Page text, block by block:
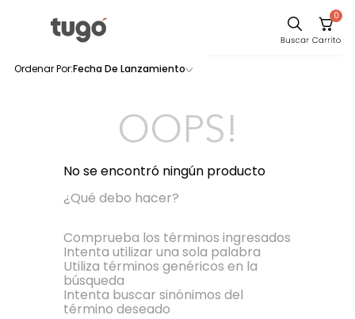
0
Fecha De Lanzamiento
0productos
OOPS!
No se encontró ningún producto
¿Qué debo hacer?
Comprueba los términos ingresados
Intenta utilizar una sola palabra
Utiliza términos genéricos en la
búsqueda
Intenta buscar sinónimos del
término deseado
Sofa
Cuadros
Cama
Mesa Centro
Mesa Noche